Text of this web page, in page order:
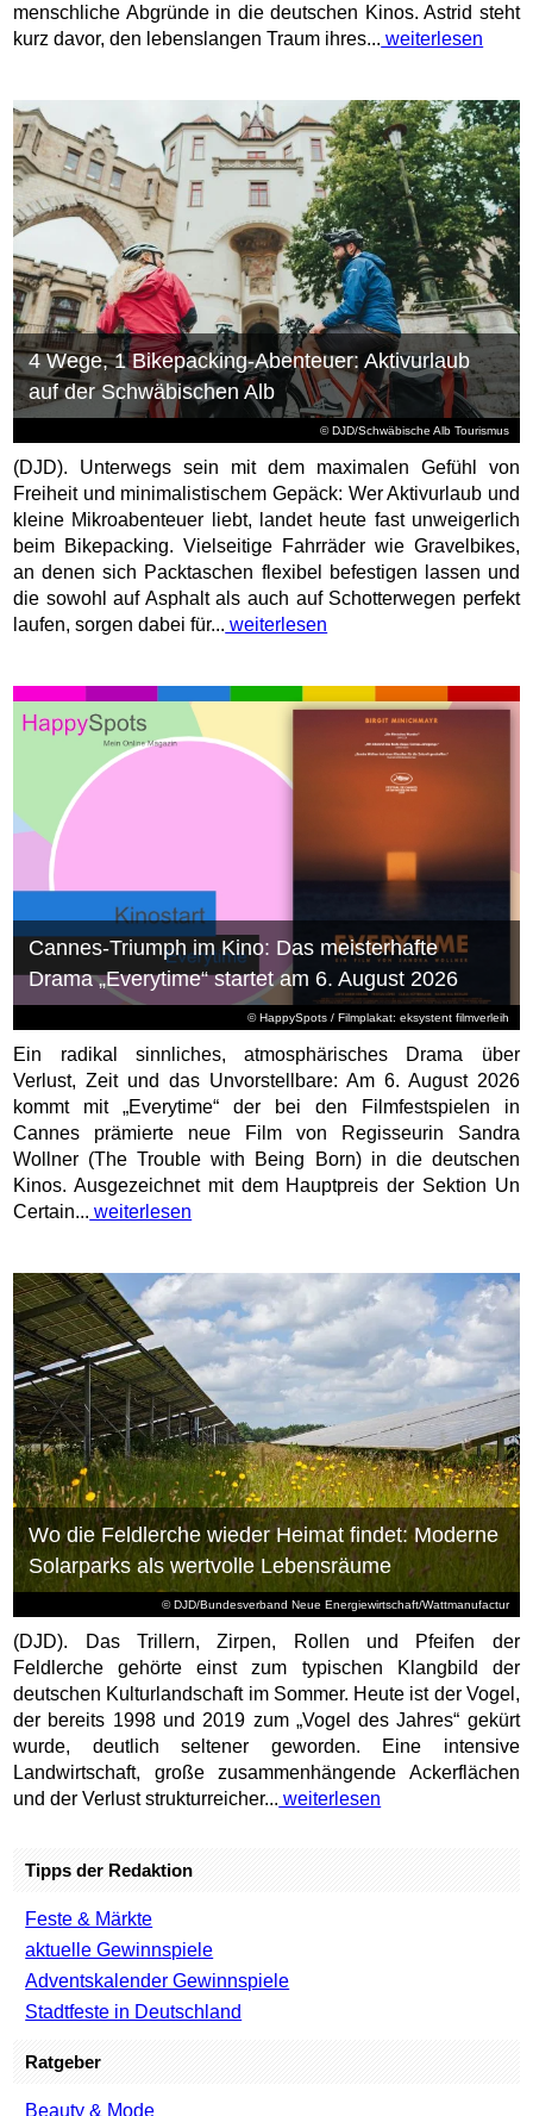
menschliche Abgründe in die deutschen Kinos. Astrid steht
kurz davor, den lebenslangen Traum ihres... weiterlesen
© DJD/Schwäbische Alb Tourismus
4 Wege, 1 Bikepacking-Abenteuer: Aktivurlaub
auf der Schwäbischen Alb
(DJD). Unterwegs sein mit dem maximalen Gefühl von
Freiheit und minimalistischem Gepäck: Wer Aktivurlaub und
kleine Mikroabenteuer liebt, landet heute fast unweigerlich
beim Bikepacking. Vielseitige Fahrräder wie Gravelbikes,
an denen sich Packtaschen flexibel befestigen lassen und
die sowohl auf Asphalt als auch auf Schotterwegen perfekt
laufen, sorgen dabei für... weiterlesen
© HappySpots / Filmplakat: eksystent filmverleih
Cannes-Triumph im Kino: Das meisterhafte
Drama „Everytime“ startet am 6. August 2026
Ein radikal sinnliches, atmosphärisches Drama über
Verlust, Zeit und das Unvorstellbare: Am 6. August 2026
kommt mit „Everytime“ der bei den Filmfestspielen in
Cannes prämierte neue Film von Regisseurin Sandra
Wollner (The Trouble with Being Born) in die deutschen
Kinos. Ausgezeichnet mit dem Hauptpreis der Sektion Un
Certain... weiterlesen
© DJD/Bundesverband Neue Energiewirtschaft/Wattmanufactur
Wo die Feldlerche wieder Heimat findet: Moderne
Solarparks als wertvolle Lebensräume
(DJD). Das Trillern, Zirpen, Rollen und Pfeifen der
Feldlerche gehörte einst zum typischen Klangbild der
deutschen Kulturlandschaft im Sommer. Heute ist der Vogel,
der bereits 1998 und 2019 zum „Vogel des Jahres“ gekürt
wurde, deutlich seltener geworden. Eine intensive
Landwirtschaft, große zusammenhängende Ackerflächen
und der Verlust strukturreicher... weiterlesen
Tipps der Redaktion
Feste & Märkte
aktuelle Gewinnspiele
Adventskalender Gewinnspiele
Stadtfeste in Deutschland
Ratgeber
Beauty & Mode